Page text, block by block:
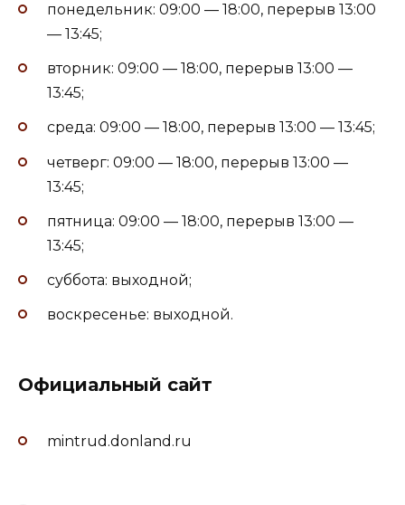
понедельник: 09:00 — 18:00, перерыв 13:00
— 13:45;
вторник: 09:00 — 18:00, перерыв 13:00 —
13:45;
среда: 09:00 — 18:00, перерыв 13:00 — 13:45;
четверг: 09:00 — 18:00, перерыв 13:00 —
13:45;
пятница: 09:00 — 18:00, перерыв 13:00 —
13:45;
суббота: выходной;
воскресенье: выходной.
Официальный сайт
mintrud.donland.ru